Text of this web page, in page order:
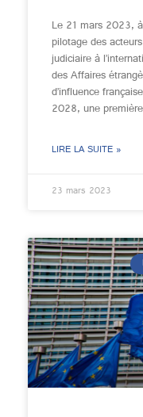
Le 21 mars 2023,
pilotage des
judiciaire à
des Affaires
d’influence
2028, une
LIRE LA SUITE »
23 mars 2023